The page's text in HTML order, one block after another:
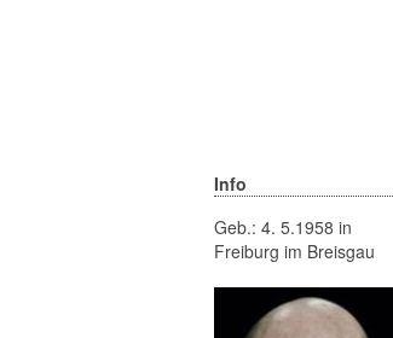
Info
Geb.: 4. 5.1958 in
Freiburg im Breisgau